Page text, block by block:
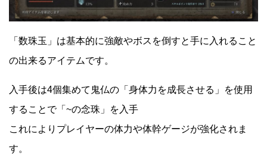
「数珠玉」は基本的に強敵やボスを倒すと手に入れること
の出来るアイテムです。
入手後は4個集めて鬼仏の「身体力を成長させる」を使用
することで「~の念珠」を入手
これによりプレイヤーの体力や体幹ゲージが強化されま
す。